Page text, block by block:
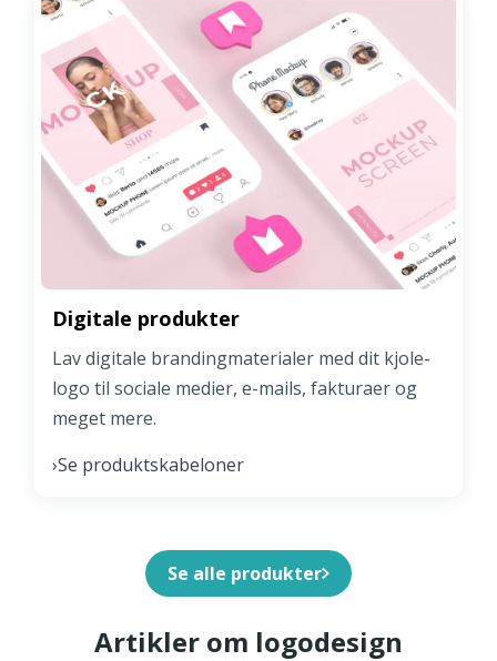
Digitale produkter
Lav digitale brandingmaterialer med dit kjole-
logo til sociale medier, e-mails, fakturaer og
meget mere.
›Se produktskabeloner
Se alle produkter
Artikler om logodesign